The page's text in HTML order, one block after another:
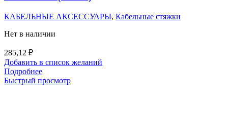
КАБЕЛЬНЫЕ АКСЕССУАРЫ, Кабельные стяжки
Нет в наличии
285,12 ₽
Добавить в список желаний
Подробнее
Быстрый просмотр